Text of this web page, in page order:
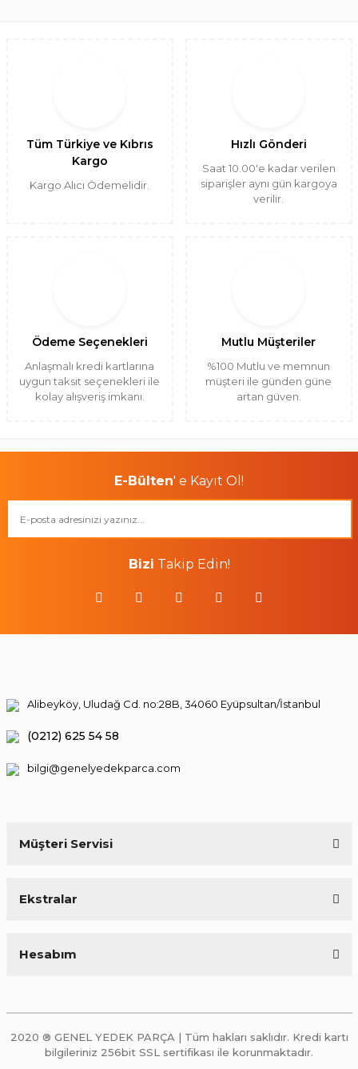
Tüm Türkiye ve Kıbrıs
Kargo
Kargo Alıcı Ödemelidir.
Hızlı Gönderi
Saat 10.00'e kadar verilen
siparişler aynı gün kargoya
verilir.
Ödeme Seçenekleri
Anlaşmalı kredi kartlarına
uygun taksit seçenekleri ile
kolay alışveriş imkanı.
Mutlu Müşteriler
%100 Mutlu ve memnun
müşteri ile günden güne
artan güven.
E-Bülten' e Kayıt Ol!
Bizi Takip Edin!
Müşteri Servisi
Ekstralar
Hesabım
2020 ® GENEL YEDEK PARÇA | Tüm hakları saklıdır. Kredi kartı
bilgileriniz 256bit SSL sertifikası ile korunmaktadır.
Alibeyköy, Uludağ Cd. no:28B, 34060 Eyüpsultan/İstanbul
(0212) 625 54 58
bilgi@genelyedekparca.com